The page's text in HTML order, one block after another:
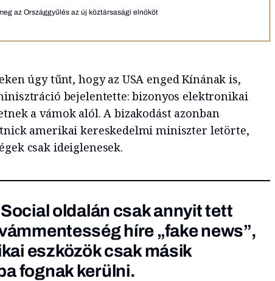
az Országgyűlés az új köztársasági elnököt
úgy tűnt, hogy az USA enged Kínának is,
bejelentette: bizonyos elektronikai
a vámok alól. A bizakodást azonban
amerikai kereskedelmi miniszter letörte,
csak ideiglenesek.
oldalán csak annyit tett
híre „fake news”,
eszközök csak másik
fognak kerülni.